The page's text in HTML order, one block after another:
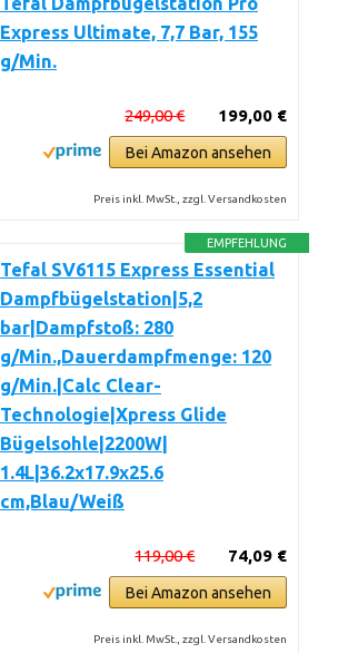
Express Ultimate, 7,7 Bar, 155
g/Min.
199,00 €
249,00 €
Bei Amazon ansehen
Preis inkl. MwSt., zzgl. Versandkosten
EMPFEHLUNG
Tefal SV6115 Express Essential
Dampfbügelstation|5,2
bar|Dampfstoß: 280
g/Min.,Dauerdampfmenge: 120
g/Min.|Calc Clear-
Technologie|Xpress Glide
Bügelsohle|2200W|
1.4L|36.2x17.9x25.6
cm,Blau/Weiß
74,09 €
119,00 €
Bei Amazon ansehen
Preis inkl. MwSt., zzgl. Versandkosten